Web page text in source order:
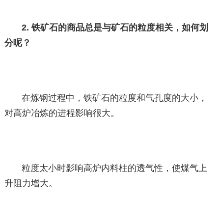
2. 铁矿石的商品总是与矿石的粒度相关，如何划
分呢？
在炼钢过程中，铁矿石的粒度和气孔度的大小，
对高炉冶炼的进程影响很大。
粒度太小时影响高炉内料柱的透气性，使煤气上
升阻力增大。